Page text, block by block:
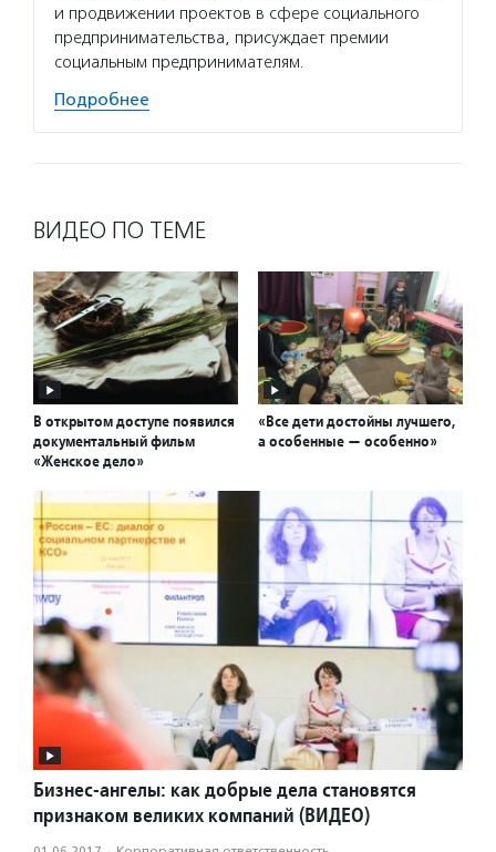
и продвижении проектов в сфере социального
предпринимательства, присуждает премии
социальным предпринимателям.
Подробнее
ВИДЕО ПО ТЕМЕ
В открытом доступе появился
документальный фильм
«Женское дело»
«Все дети достойны лучшего,
а особенные — особенно»
Бизнес-ангелы: как добрые дела становятся
признаком великих компаний (ВИДЕО)